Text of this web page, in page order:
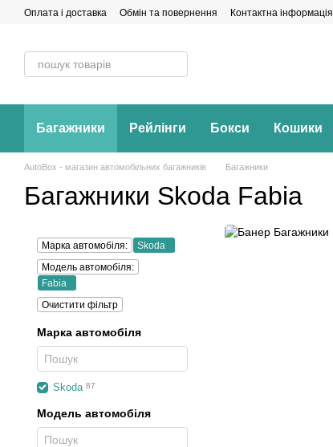
Перейти до основного контенту
Оплата і доставка Обмін та повернення Контактна інформація
Багажники Рейлінги Бокси Кошики
AutoBox - магазин автомобільних багажників Багажники
Багажники Skoda Fabia
Марка автомобіля:
Skoda
Модель автомобіля:
Fabia
Очистити фільтр
Марка автомобіля
Skoda 87
Модель автомобіля